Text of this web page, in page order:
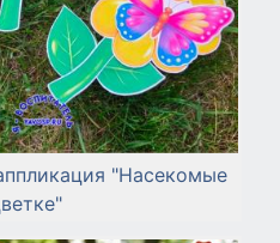
"Насекомые